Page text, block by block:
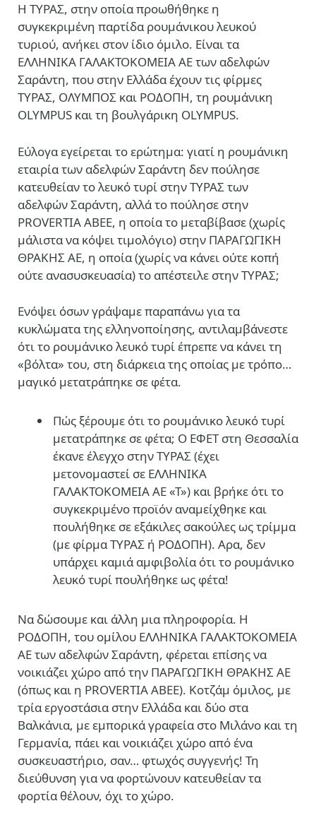
Η ΤΥΡΑΣ, στην οποία προωθήθηκε η
συγκεκριμένη παρτίδα ρουμάνικου λευκού
τυριού, ανήκει στον ίδιο όμιλο. Είναι τα
ΕΛΛΗΝΙΚΑ ΓΑΛΑΚΤΟΚΟΜΕΙΑ ΑΕ των αδελφών
Σαράντη, που στην Ελλάδα έχουν τις φίρμες
ΤΥΡΑΣ, ΟΛΥΜΠΟΣ και ΡΟΔΟΠΗ, τη ρουμάνικη
OLYMPUS και τη βουλγάρικη OLYMPUS.
Εύλογα εγείρεται το ερώτημα: γιατί η ρουμάνικη
εταιρία των αδελφών Σαράντη δεν πούλησε
κατευθείαν το λευκό τυρί στην ΤΥΡΑΣ των
αδελφών Σαράντη, αλλά το πούλησε στην
PROVERTIA ΑΒΕΕ, η οποία το μεταβίβασε (χωρίς
μάλιστα να κόψει τιμολόγιο) στην ΠΑΡΑΓΩΓΙΚΗ
ΘΡΑΚΗΣ ΑΕ, η οποία (χωρίς να κάνει ούτε κοπή
ούτε ανασυσκευασία) το απέστειλε στην ΤΥΡΑΣ;
Ενόψει όσων γράψαμε παραπάνω για τα
κυκλώματα της ελληνοποίησης, αντιλαμβάνεστε
ότι το ρουμάνικο λευκό τυρί έπρεπε να κάνει τη
«βόλτα» του, στη διάρκεια της οποίας με τρόπο…
μαγικό μετατράπηκε σε φέτα.
Πώς ξέρουμε ότι το ρουμάνικο λευκό τυρί
μετατράπηκε σε φέτα; Ο ΕΦΕΤ στη Θεσσαλία
έκανε έλεγχο στην ΤΥΡΑΣ (έχει
μετονομαστεί σε ΕΛΛΗΝΙΚΑ
ΓΑΛΑΚΤΟΚΟΜΕΙΑ ΑΕ «Τ») και βρήκε ότι το
συγκεκριμένο προϊόν αναμείχθηκε και
πουλήθηκε σε εξάκιλες σακούλες ως τρίμμα
(με φίρμα ΤΥΡΑΣ ή ΡΟΔΟΠΗ). Αρα, δεν
υπάρχει καμιά αμφιβολία ότι το ρουμάνικο
λευκό τυρί πουλήθηκε ως φέτα!
Να δώσουμε και άλλη μια πληροφορία. Η
ΡΟΔΟΠΗ, του ομίλου ΕΛΛΗΝΙΚΑ ΓΑΛΑΚΤΟΚΟΜΕΙΑ
ΑΕ των αδελφών Σαράντη, φέρεται επίσης να
νοικιάζει χώρο από την ΠΑΡΑΓΩΓΙΚΗ ΘΡΑΚΗΣ ΑΕ
(όπως και η PROVERTIA ΑΒΕΕ). Κοτζάμ όμιλος, με
τρία εργοστάσια στην Ελλάδα και δύο στα
Βαλκάνια, με εμπορικά γραφεία στο Μιλάνο και τη
Γερμανία, πάει και νοικιάζει χώρο από ένα
συσκευαστήριο, σαν… φτωχός συγγενής! Τη
διεύθυνση για να φορτώνουν κατευθείαν τα
φορτία θέλουν, όχι το χώρο.